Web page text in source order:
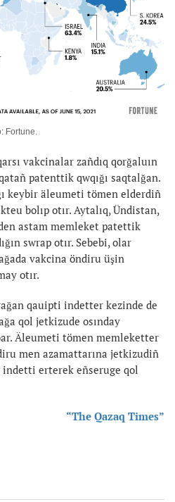
Fortune.
vakcinalar zañdıq qorğaluın
patenttik qwqığı saqtalğan.
keybir äleumeti tömen elderdiñ
bolıp otır. Aytalıq, Ündistan,
astam memleket patettik
swrap otır. Sebebi, olar
vakcina öndiru üşin
otır.
qauipti indetter kezinde de
qol jetkizude osınday
Äleumeti tömen memleketter
men azamattarına jetkizudiñ
indetti erterek eñseruge qol
“The Qazaq Times”